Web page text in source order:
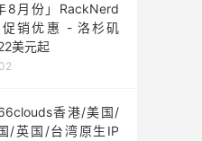
8月份」RackNerd
促销优惠 - 洛杉矶
美元起
香港/美国/
/英国/台湾原生IP